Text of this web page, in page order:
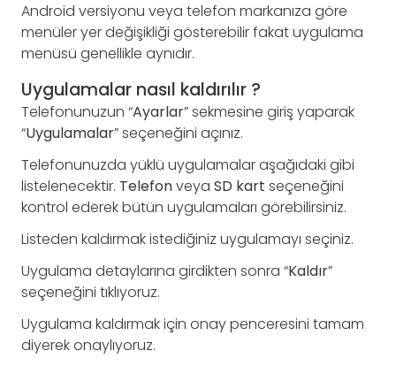
Android versiyonu veya telefon markanıza göre
menüler yer değişikliği gösterebilir fakat uygulama
menüsü genellikle aynıdır.
Uygulamalar nasıl kaldırılır ?
Telefonunuzun “Ayarlar” sekmesine giriş yaparak
“Uygulamalar” seçeneğini açınız.
Telefonunuzda yüklü uygulamalar aşağıdaki gibi
listelenecektir. Telefonveya SD kart seçeneğini
kontrol ederek bütün uygulamaları görebilirsiniz.
Listeden kaldırmak istediğiniz uygulamayı seçiniz.
Uygulama detaylarına girdikten sonra “Kaldır”
seçeneğini tıklıyoruz.
Uygulama kaldırmak için onay penceresini tamam
diyerek onaylıyoruz.